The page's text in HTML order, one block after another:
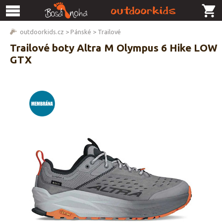
outdoorkids.cz > Pánské > Trailové
Trailové boty Altra M Olympus 6 Hike LOW
GTX